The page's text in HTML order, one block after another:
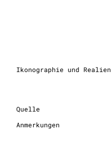
Ikonographie und Realien
Quelle
Anmerkungen